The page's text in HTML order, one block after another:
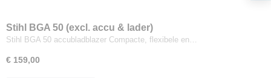
Stihl BGA 50 (excl. accu & lader)
Stihl BGA 50 accubladblazer Compacte, flexibele en…
€ 159,00